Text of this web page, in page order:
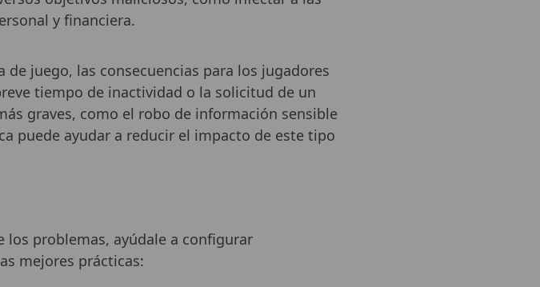
y financiera.
juego, las consecuencias para los jugadores
tiempo de inactividad o la solicitud de un
graves, como el robo de información sensible
puede ayudar a reducir el impacto de este tipo
los problemas, ayúdale a configurar
mejores prácticas: